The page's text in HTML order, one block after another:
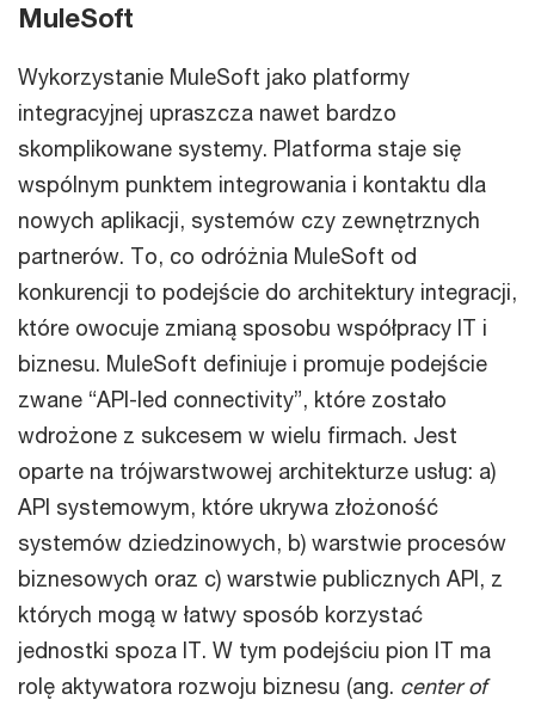
MuleSoft
Wykorzystanie MuleSoft jako platformy
integracyjnej upraszcza nawet bardzo
skomplikowane systemy. Platforma staje się
wspólnym punktem integrowania i kontaktu dla
nowych aplikacji, systemów czy zewnętrznych
partnerów. To, co odróżnia MuleSoft od
konkurencji to podejście do architektury integracji,
które owocuje zmianą sposobu współpracy IT i
biznesu. MuleSoft definiuje i promuje podejście
zwane “API-led connectivity”, które zostało
wdrożone z sukcesem w wielu firmach. Jest
oparte na trójwarstwowej architekturze usług: a)
API systemowym, które ukrywa złożoność
systemów dziedzinowych, b) warstwie procesów
biznesowych oraz c) warstwie publicznych API, z
których mogą w łatwy sposób korzystać
jednostki spoza IT. W tym podejściu pion IT ma
rolę aktywatora rozwoju biznesu (ang. center of